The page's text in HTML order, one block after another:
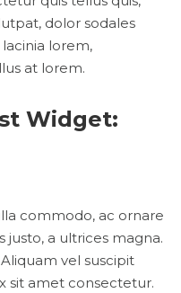
dolor sodales
lorem,
at lorem.
Widget:
commodo, ac ornare
justo, a ultrices magna.
vel suscipit
sit amet consectetur.